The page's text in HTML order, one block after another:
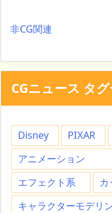
非CG関連
CGニュース タ
Disney PIXAR
アニメーション
エフェクト系
キャラクターモデリ